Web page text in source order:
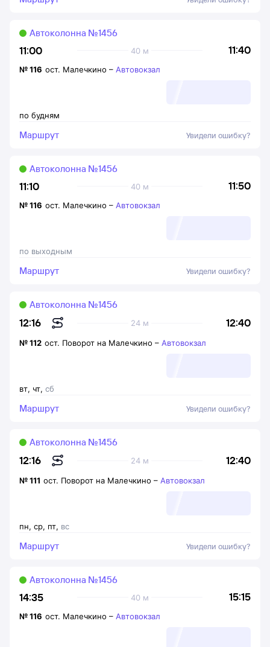
11:00 11:40
40 м
Автоколонна №1456
по будням
№116 ост. Малечкино – Автовокзал
Маршрут Увидели ошибку?
11:10 11:50
40 м
Автоколонна №1456
по выходным
№116 ост. Малечкино – Автовокзал
Маршрут Увидели ошибку?
12:16 12:40
24 м
Автоколонна №1456
вт, чт, сб
№112 ост. Поворот на Малечкино – Автовокзал
Маршрут Увидели ошибку?
12:16 12:40
24 м
Автоколонна №1456
пн, ср, пт, вс
№111 ост. Поворот на Малечкино – Автовокзал
Маршрут Увидели ошибку?
14:35 15:15
40 м
Автоколонна №1456
№116 ост. Малечкино – Автовокзал